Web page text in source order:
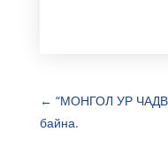
← “МОНГОЛ УР
байна.